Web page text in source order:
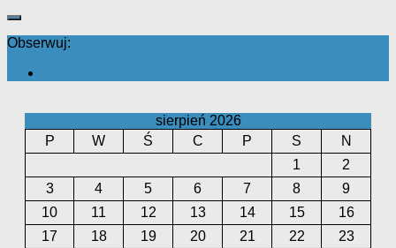
Obserwuj:
sierpień 2026
P
W Ś C P S
N
1
2
3
4 5 6 7 8
9
10
11 12 13 14 15
16
17
18 19 20 21 22
23